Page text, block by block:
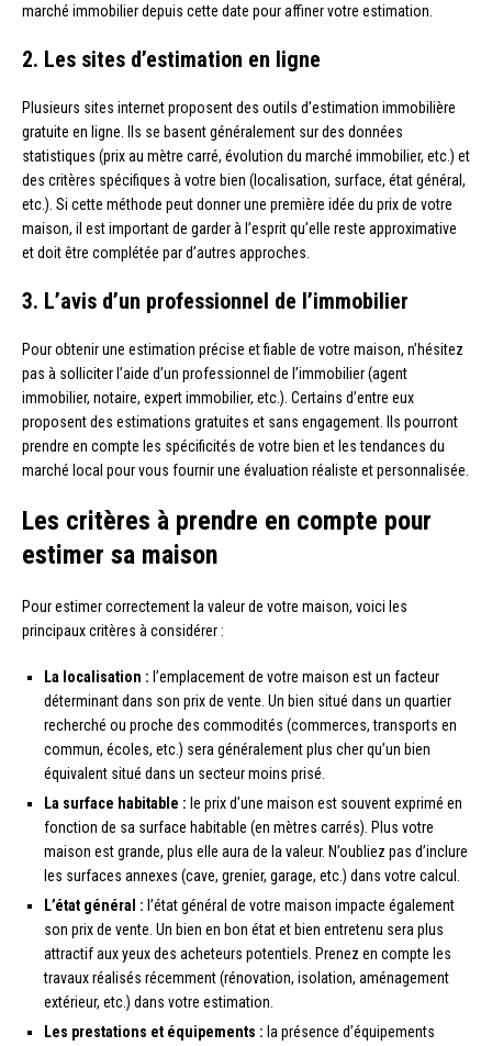
marché immobilier depuis cette date pour affiner votre estimation.
2. Les sites d’estimation en ligne
Plusieurs sites internet proposent des outils d’estimation immobilière
gratuite en ligne. Ils se basent généralement sur des données
statistiques (prix au mètre carré, évolution du marché immobilier, etc.) et
des critères spécifiques à votre bien (localisation, surface, état général,
etc.). Si cette méthode peut donner une première idée du prix de votre
maison, il est important de garder à l’esprit qu’elle reste approximative
et doit être complétée par d’autres approches.
3. L’avis d’un professionnel de l’immobilier
Pour obtenir une estimation précise et fiable de votre maison, n’hésitez
pas à solliciter l’aide d’un professionnel de l’immobilier (agent
immobilier, notaire, expert immobilier, etc.). Certains d’entre eux
proposent des estimations gratuites et sans engagement. Ils pourront
prendre en compte les spécificités de votre bien et les tendances du
marché local pour vous fournir une évaluation réaliste et personnalisée.
Les critères à prendre en compte pour
estimer sa maison
Pour estimer correctement la valeur de votre maison, voici les
principaux critères à considérer :
La localisation : l’emplacement de votre maison est un facteur
déterminant dans son prix de vente. Un bien situé dans un quartier
recherché ou proche des commodités (commerces, transports en
commun, écoles, etc.) sera généralement plus cher qu’un bien
équivalent situé dans un secteur moins prisé.
La surface habitable : le prix d’une maison est souvent exprimé en
fonction de sa surface habitable (en mètres carrés). Plus votre
maison est grande, plus elle aura de la valeur. N’oubliez pas d’inclure
les surfaces annexes (cave, grenier, garage, etc.) dans votre calcul.
L’état général : l’état général de votre maison impacte également
son prix de vente. Un bien en bon état et bien entretenu sera plus
attractif aux yeux des acheteurs potentiels. Prenez en compte les
travaux réalisés récemment (rénovation, isolation, aménagement
extérieur, etc.) dans votre estimation.
Les prestations et équipements : la présence d’équipements